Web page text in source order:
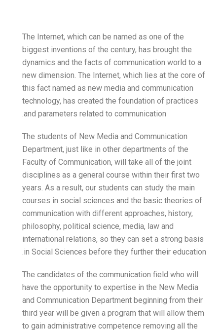
The Internet, which can
biggest inventions of the
dynamics and the facts of
new dimension. The
this fact named as new
technology, has created
and parameters related to
The students of New
Department, just like in
Faculty of
disciplines as a general
years. As a result, our
courses in social
communication with
philosophy, political
international relations, so
in Social Sciences before
The candidates of the
have the opportunity to
and Communication
third year will be given a
to gain administrative